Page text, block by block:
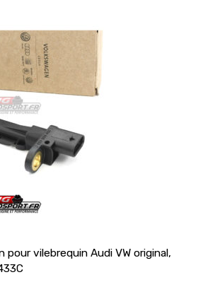
pour vilebrequin Audi VW original,